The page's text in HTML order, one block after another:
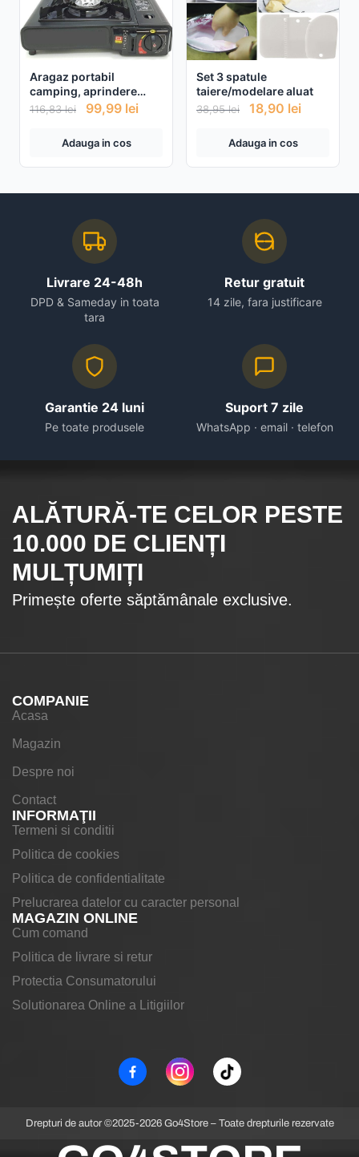
Aragaz portabil
camping, aprindere
automata, dubla
alimentare butelie sau
116,83lei 99,99 lei
Adauga in cos
Set 3 spatule
taiere/modelare aluat
38,95lei 18,90 lei
Adauga in cos
Livrare 24-48h
DPD & Sameday in toata
tara
Retur gratuit
14 zile, fara justificare
Garantie 24 luni
Pe toate produsele
Suport 7 zile
WhatsApp · email · telefon
ALĂTURĂ-TE CELOR PESTE
10.000 DE CLIENȚI
MULȚUMIȚI
Primește oferte săptămânale exclusive.
COMPANIE
Acasa
Magazin
Despre noi
Contact
INFORMAŢII
Termeni si conditii
Politica de cookies
Politica de confidentialitate
Prelucrarea datelor cu caracter personal
MAGAZIN ONLINE
Cum comand
Politica de livrare si retur
Protectia Consumatorului
Solutionarea Online a Litigiilor
Drepturi de autor ©2025-2026 Go4Store – Toate drepturile rezervate